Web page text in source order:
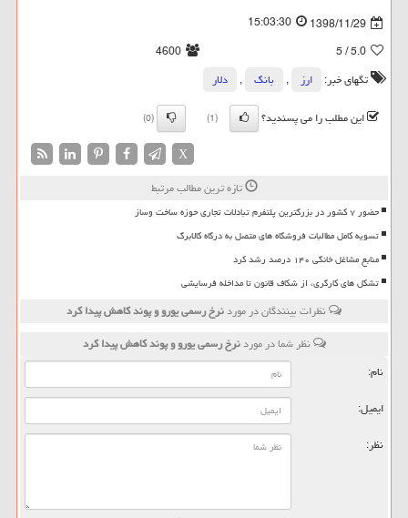
1398/11/29
15:03:30
5.0
/ 5
4600
تگهای خبر:
ارز , بانك ,
دلار
این مطلب را می پسندید؟
(1)
(0)
X
تازه ترین مطالب مرتبط
حضور ۷ کشور در بزرگترین پلتفرم تبادلات تجاری حوزه ساخت وساز
تسویه کامل مطالبات فروشگاه های متصل به درگاه کالابرگ
منابع مشاغل خانگی ۱۴۰ درصد رشد کرد
تشکل های کارگری، از شکاف قانون تا مداخله فرسایشی
نظرات بینندگان در موردنرخ رسمی یورو و پوند كاهش پیدا كرد
نظر شما در موردنرخ رسمی یورو و پوند كاهش پیدا كرد
نام:
ایمیل:
نظر: